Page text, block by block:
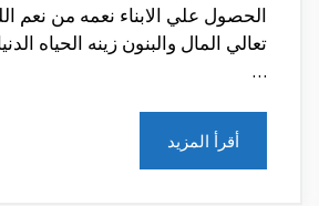
الحصول علي الابناء نعمه من نعم
تعالي المال والبنون زينه الحياه
…
أقرأ المزيد